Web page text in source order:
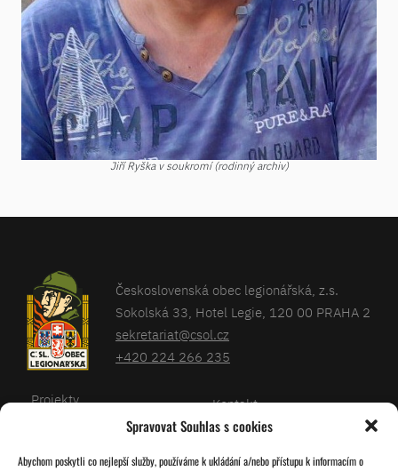
Spravovat Souhlas s cookies
Abychom poskytli co nejlepší služby, používáme k ukládání a/nebo přístupu k informacím o
Jiří Ryška v soukromí (rodinný archiv)
Československá obec legionářská, z.s.
Sokolská 33, Hotel Legie, 120 00 PRAHA 2
sekretariat@csol.cz
+420 224 266 235
Projekty
Kalendář
Kontakt
Databáze legionářů
Pro členy